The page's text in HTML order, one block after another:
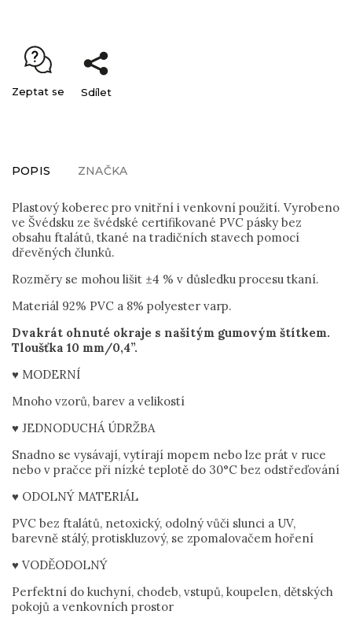
Zeptat se Sdílet
POPIS ZNAČKA
Plastový koberec pro vnitřní i venkovní použití. Vyrobeno
ve Švédsku ze švédské certifikované PVC pásky bez
obsahu ftalátů, tkané na tradičních stavech pomocí
dřevěných člunků.
Rozměry se mohou lišit ±4 % v důsledku procesu tkaní.
Materiál 92% PVC a 8% polyester varp.
Dvakrát ohnuté okraje s našitým gumovým štítkem.
Tloušťka 10 mm/0,4”.
♥ MODERNÍ
Mnoho vzorů, barev a velikostí
♥ JEDNODUCHÁ ÚDRŽBA
Snadno se vysávají, vytírají mopem nebo lze prát v ruce
nebo v pračce při nízké teplotě do 30°C bez odstřeďování
♥ ODOLNÝ MATERIÁL
PVC bez ftalátů, netoxický, odolný vůči slunci a UV,
barevně stálý, protiskluzový, se zpomalovačem hoření
♥ VODĚODOLNÝ
Perfektní do kuchyní, chodeb, vstupů, koupelen, dětských
pokojů a venkovních prostor